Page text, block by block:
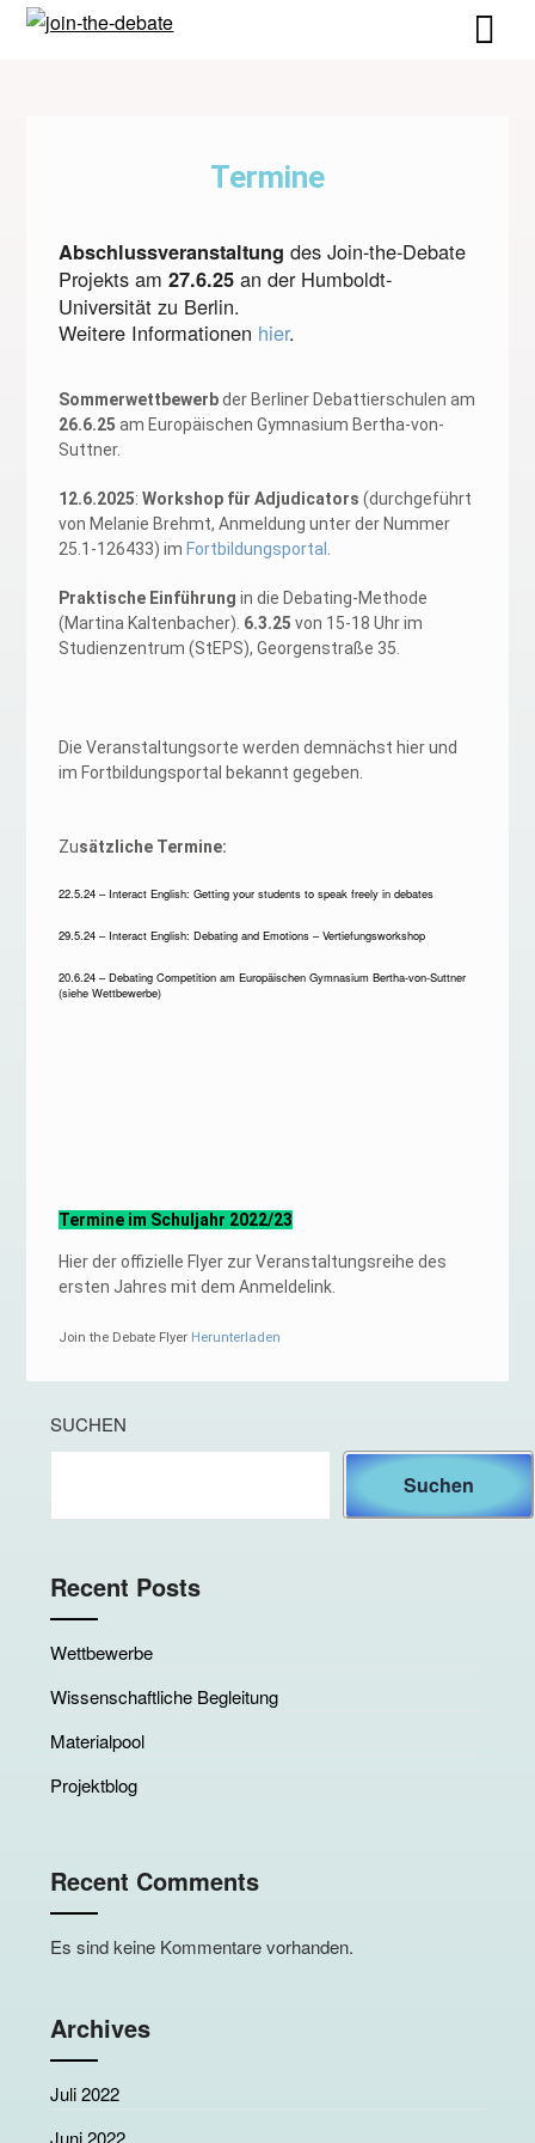
Termine
Abschlussveranstaltung des Join-the-Debate
Projekts am 27.6.25an der Humboldt-
Universität zu Berlin.
Weitere Informationen hier.
Sommerwettbewerbder Berliner Debattierschulen am
26.6.25 am Europäischen Gymnasium Bertha-von-
Suttner.
12.6.2025: Workshop für Adjudicators (durchgeführt
von Melanie Brehmt, Anmeldung unter der Nummer
25.1-126433) im Fortbildungsportal
Praktische Einführung in die Debating-Methode
(Martina Kaltenbacher). 6.3.25 von 15-18 Uhr im
Studienzentrum (StEPS), Georgenstraße 35.
Die Veranstaltungsorte werden demnächst hier und
im Fortbildungsportal bekannt gegeben.
Zusätzliche Termine:
22.5.24 – Interact English: Getting your students to speak freely in debates
29.5.24 – Interact English: Debating and Emotions – Vertiefungsworkshop
20.6.24 – Debating Competition am Europäischen Gymnasium Bertha-von-Suttner
(siehe Wettbewerbe)
Termine im Schuljahr 2022/23
Hier der offizielle Flyer zur Veranstaltungsreihe des
ersten Jahres mit dem Anmeldelink.
Join the Debate Flyer Herunterladen
SUCHEN
Suchen
Recent Posts
Wettbewerbe
Wissenschaftliche Begleitung
Materialpool
Projektblog
Recent Comments
Es sind keine Kommentare vorhanden.
Archives
Juli 2022
Juni 2022